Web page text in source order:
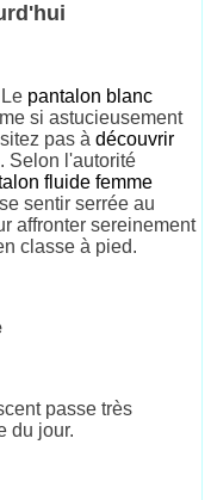
pantalon blanc
si astucieusement
pas àdécouvrir
Selon l'autorité
fluide femme
sentir serrée au
affronter sereinement
classe à pied.
passe très
du jour.